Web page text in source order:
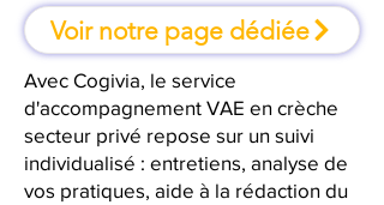
Voir notre page dédiée
Avec Cogivia, le service
d'accompagnement VAE en crèche
secteur privé repose sur un suivi
individualisé : entretiens, analyse de
vos pratiques, aide à la rédaction du